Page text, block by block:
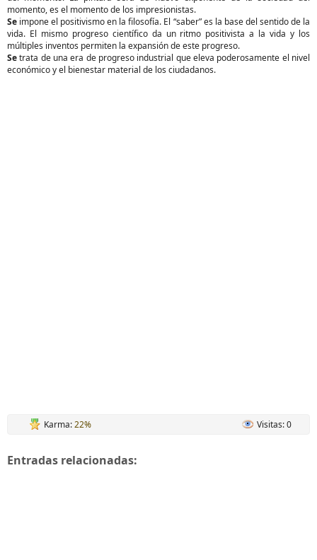
momento, es el momento de los impresionistas.
Se impone el positivismo en la filosofía. El “saber” es la base del sentido de la
vida. El mismo progreso científico da un ritmo positivista a la vida y los
múltiples inventos permiten la expansión de este progreso.
Setrata de una era de progreso industrial que eleva poderosamente el nivel
económico y el bienestar material de los ciudadanos.
Karma:22% Visitas: 0
Entradas relacionadas: